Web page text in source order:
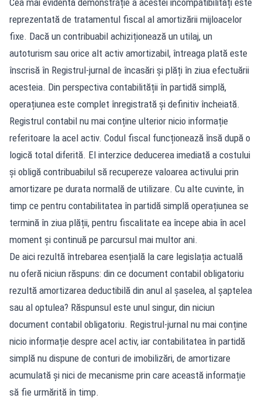
reprezentată de tratamentul fiscal al amortizării mijloacelor
fixe. Dacă un contribuabil achiziționează un utilaj, un
autoturism sau orice alt activ amortizabil, întreaga plată este
înscrisă în Registrul-jurnal de încasări și plăți în ziua efectuării
acesteia. Din perspectiva contabilității în partidă simplă,
operațiunea este complet înregistrată și definitiv încheiată.
Registrul contabil nu mai conține ulterior nicio informație
referitoare la acel activ. Codul fiscal funcționează însă după o
logică total diferită. El interzice deducerea imediată a costului
și obligă contribuabilul să recupereze valoarea activului prin
amortizare pe durata normală de utilizare. Cu alte cuvinte, în
timp ce pentru contabilitatea în partidă simplă operațiunea se
termină în ziua plății, pentru fiscalitate ea începe abia în acel
moment și continuă pe parcursul mai multor ani.
De aici rezultă întrebarea esențială la care legislația actuală
nu oferă niciun răspuns: din ce document contabil obligatoriu
rezultă amortizarea deductibilă din anul al șaselea, al șaptelea
sau al optulea? Răspunsul este unul singur, din niciun
document contabil obligatoriu. Registrul-jurnal nu mai conține
nicio informație despre acel activ, iar contabilitatea în partidă
simplă nu dispune de conturi de imobilizări, de amortizare
acumulată și nici de mecanisme prin care această informație
să fie urmărită în timp.